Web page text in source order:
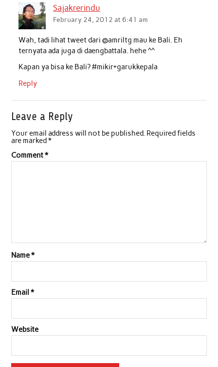
o
o
k
A
p
d
n
Sajakrerindu
February 24, 2012 at 6:41 am
Wah, tadi lihat tweet dari @amriltg mau ke Bali. Eh
ternyata ada juga di daengbattala. hehe ^^
Kapan ya bisa ke Bali? #mikir+garukkepala
Reply
Leave a Reply
Your email address will not be published. Required fields
are marked*
Comment*
Name*
Email *
Website